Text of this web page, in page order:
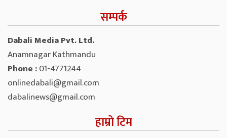
सम्पर्क
Dabali Media Pvt. Ltd.
Anamnagar Kathmandu
Phone :01-4771244
onlinedabali@gmail.com
dabalinews@gmail.com
हाम्रो टिम